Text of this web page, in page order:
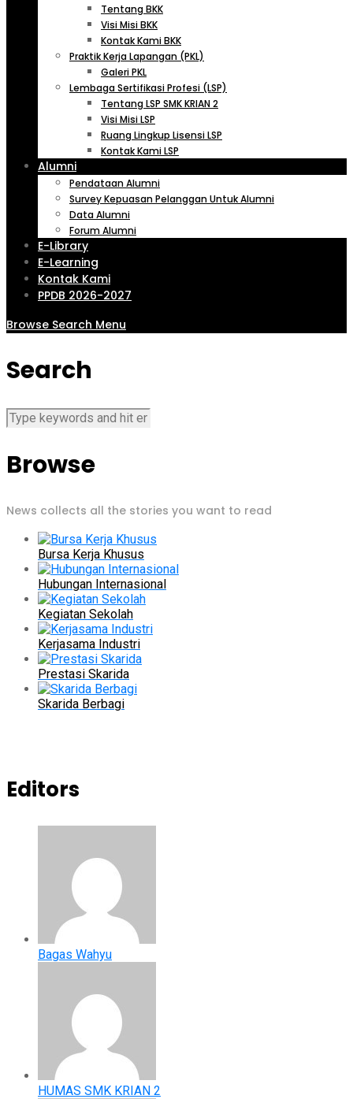
Tentang BKK
Visi Misi BKK
Kontak Kami BKK
Praktik Kerja Lapangan (PKL)
Galeri PKL
Lembaga Sertifikasi Profesi (LSP)
Tentang LSP SMK KRIAN 2
Visi Misi LSP
Ruang Lingkup Lisensi LSP
Kontak Kami LSP
Alumni
Pendataan Alumni
Survey Kepuasan Pelanggan Untuk Alumni
Data Alumni
Forum Alumni
E-Library
E-Learning
Kontak Kami
PPDB 2026-2027
Browse Search Menu
Search
Browse
News collects all the stories you want to read
Bursa Kerja Khusus
Hubungan Internasional
Kegiatan Sekolah
Kerjasama Industri
Prestasi Skarida
Skarida Berbagi
Editors
Bagas Wahyu
HUMAS SMK KRIAN 2